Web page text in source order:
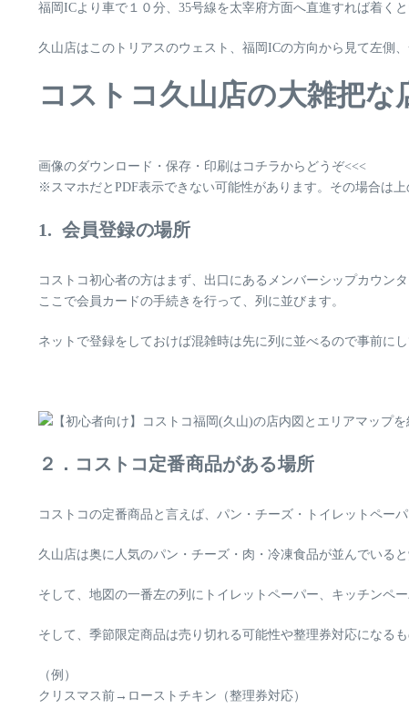
福岡ICより 車で１０分、35号線を太宰府方面へ直進すれば着く
久山店はこのトリアスのウェスト、福岡ICの方向から見て左側、
コストコ久山店の大雑把
画像のダウンロード・保存・印刷はコチラからどうぞ<<<
※スマホだとPDF表示できない可能性があります。その場合は
1. 会員登録の場所
コストコ初心者の方はまず、 出口にあるメンバーシップカウン
ここで会員カードの手続きを行って、列に並びます。
ネットで登録をしておけば混雑時は先に列に並べるので事前に
２．コストコ定番商品がある場所
コストコの定番商品と言えば、 パン・チーズ・トイレットペー
久山店は奥に人気のパン・チーズ・肉・冷凍食品が並んでいる
そして、 地図の一番左の列にトイレットペーパー、キッチンペ
そして、 季節限定商品は売り切れる可能性や整理券対応になる
（例）
クリスマス前→ローストチキン（整理券対応）